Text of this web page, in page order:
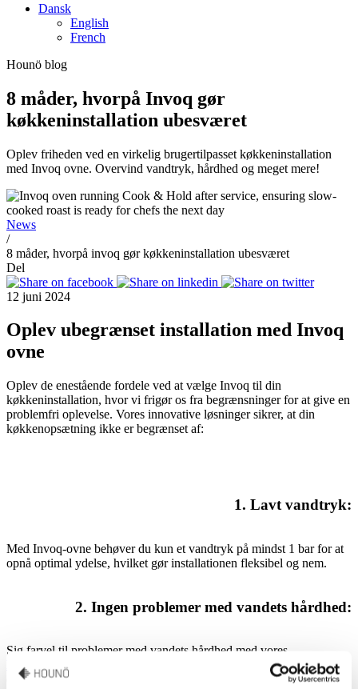
Dansk
English
French
Hounö blog
8 måder, hvorpå Invoq gør
køkkeninstallation ubesværet
Oplev friheden ved en virkelig brugertilpasset køkkeninstallation
med Invoq ovne. Overvind vandtryk, hårdhed og meget mere!
News
/
8 måder, hvorpå invoq gør køkkeninstallation ubesværet
Del
12 juni 2024
Oplev ubegrænset installation med Invoq
ovne
Oplev de enestående fordele ved at vælge Invoq til din
køkkeninstallation, hvor vi frigør os fra begrænsninger for at give en
problemfri oplevelse. Vores innovative løsninger sikrer, at din
køkkenopsætning ikke er begrænset af:
1. Lavt vandtryk:
Med Invoq-ovne behøver du kun et vandtryk på mindst 1 bar for at
opnå optimal ydelse, hvilket gør installationen fleksibel og nem.
2. Ingen problemer med vandets hårdhed:
Sig farvel til problemer med vandets hårdhed med vores
HydroShield-vandfiltre,
der sikrer en jævn og effektiv drift i alle
omgivelser.